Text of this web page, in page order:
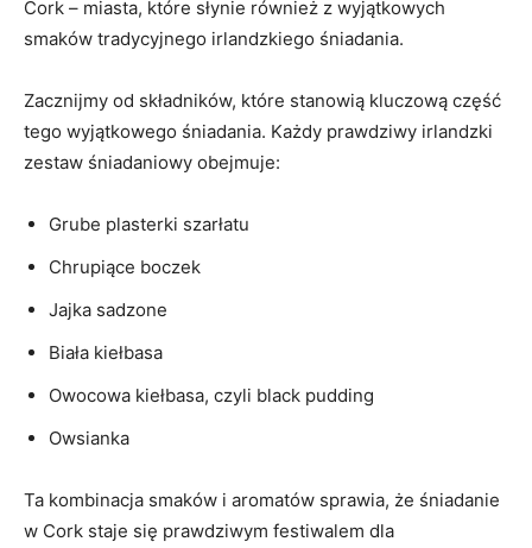
Cork – miasta, które słynie również z⁤ wyjątkowych
smaków tradycyjnego irlandzkiego śniadania.
Zacznijmy od składników, które stanowią kluczową część
tego wyjątkowego śniadania. Każdy prawdziwy irlandzki
zestaw ‍śniadaniowy ‌obejmuje:
Grube plasterki szarłatu
Chrupiące boczek
Jajka sadzone
Biała kiełbasa
Owocowa kiełbasa, czyli black pudding
Owsianka
Ta kombinacja smaków i aromatów‍ sprawia, że⁣ śniadanie
w Cork staje się prawdziwym festiwalem dla